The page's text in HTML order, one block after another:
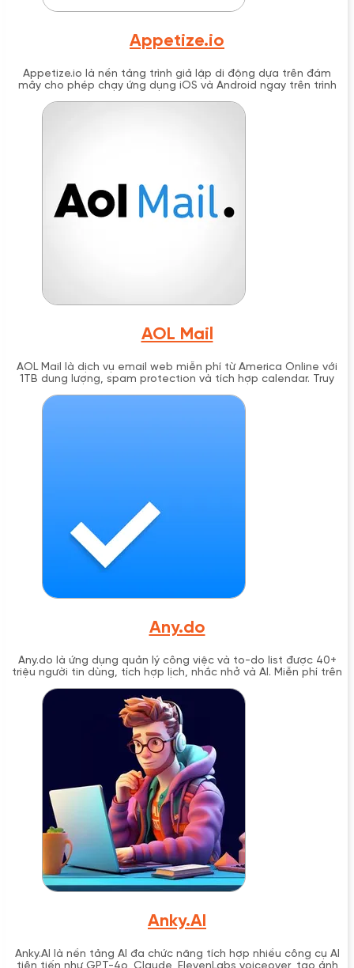
Appetize.io
Appetize.io là nền tảng trình giả lập di động dựa trên đám
mây cho phép chạy ứng dụng iOS và Android ngay trên trình
phát triển để hỗ trợ testing, demo và đào tạo, Appetize.io
AOL Mail
AOL Mail là dịch vụ email web miễn phí từ America Online với
1TB dung lượng, spam protection và tích hợp calendar. Truy
Any.do
Any.do là ứng dụng quản lý công việc và to-do list được 40+
triệu người tin dùng, tích hợp lịch, nhắc nhở và AI. Miễn phí trên
Anky.AI
Anky.AI là nền tảng AI đa chức năng tích hợp nhiều công cụ AI